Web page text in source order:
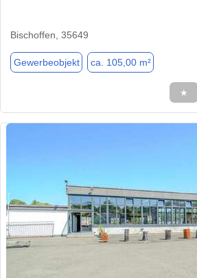
Bischoffen, 35649
Gewerbeobjekt ca. 105,00 m²
★